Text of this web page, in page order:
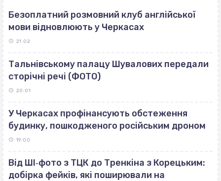
Безоплатний розмовний клуб англійської
мови відновлюють у Черкасах
21:02
Тальнівському палацу Шувалових передали
сторічні речі (ФОТО)
20:01
У Черкасах профінансують обстеження
будинку, пошкодженого російським дроном
19:00
Від ШІ‐фото з ТЦК до Тренкіна з Корецьким:
добірка фейків, які поширювали на